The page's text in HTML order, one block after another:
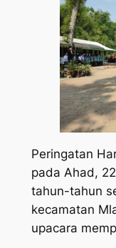
Peringatan
pada Ahad,
tahun-tahun
kecamatan
upacara